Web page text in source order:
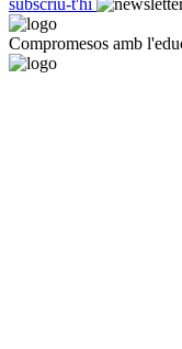
Compromesos amb